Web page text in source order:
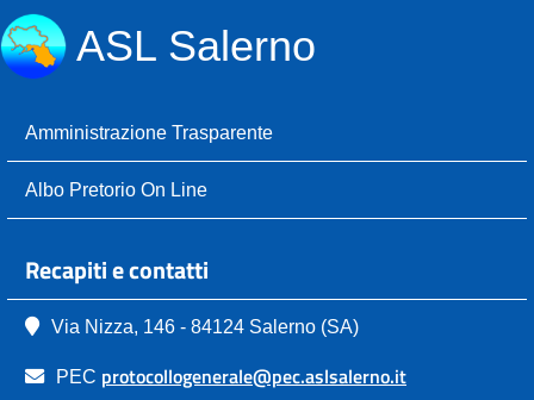
ASL Salerno
Amministrazione Trasparente
Albo Pretorio On Line
Recapiti e contatti
Via Nizza, 146 - 84124 Salerno (SA)
PEC protocollogenerale@pec.aslsalerno.it